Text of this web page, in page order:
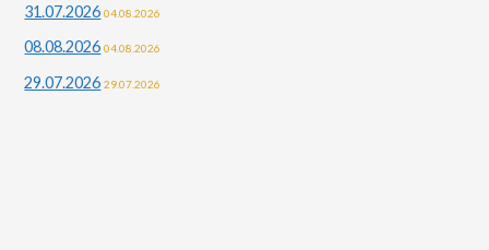
31.07.2026 04.08.2026
08.08.2026 04.08.2026
29.07.2026 29.07.2026